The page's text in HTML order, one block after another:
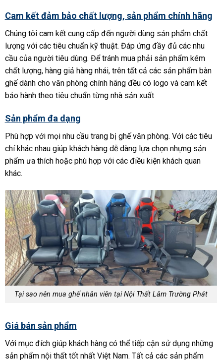
Cam kết đảm bảo chất lượng, sản phẩm chính hãng
Chúng tôi cam kết cung cấp đến người dùng sản phẩm chất
lượng với các tiêu chuẩn kỹ thuật. Đáp ứng đầy đủ các nhu
cầu của người tiêu dùng. Để tránh mua phải sản phẩm kém
chất lượng, hàng giả hàng nhái, trên tất cả các sản phẩm bàn
ghế dành cho văn phòng chính hãng đều có logo và cam kết
bảo hành theo tiêu chuẩn từng nhà sản xuất
Sản phẩm đa dạng
Phù hợp với mọi nhu cầu trang bị ghế văn phòng. Với các tiêu
chí khác nhau giúp khách hàng dễ dàng lựa chọn nhựng sản
phẩm ưa thích hoặc phù hợp với các điều kiện khách quan
khác.
Tại sao nên mua ghế nhân viên tại Nội Thất Lâm Trường Phát
Giá bán sản phẩm
Với mục đích giúp khách hàng có thể tiếp cận sử dụng những
sản phẩm nội thất tốt nhất Việt Nam. Tất cả các sản phẩm